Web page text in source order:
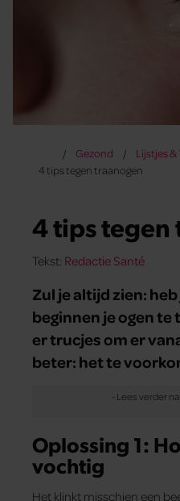
Gezond
Lijstjes &
4 tips tegen traanogen
4 tips tegen
Tekst: Redactie Santé
Zul je altijd zien:
beginnen je ogen te
er trucjes om er
beter: het te
Oplossing 1:
vochtig
Het klinkt misschien een